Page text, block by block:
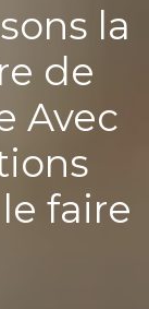
la
de
Avec
faire